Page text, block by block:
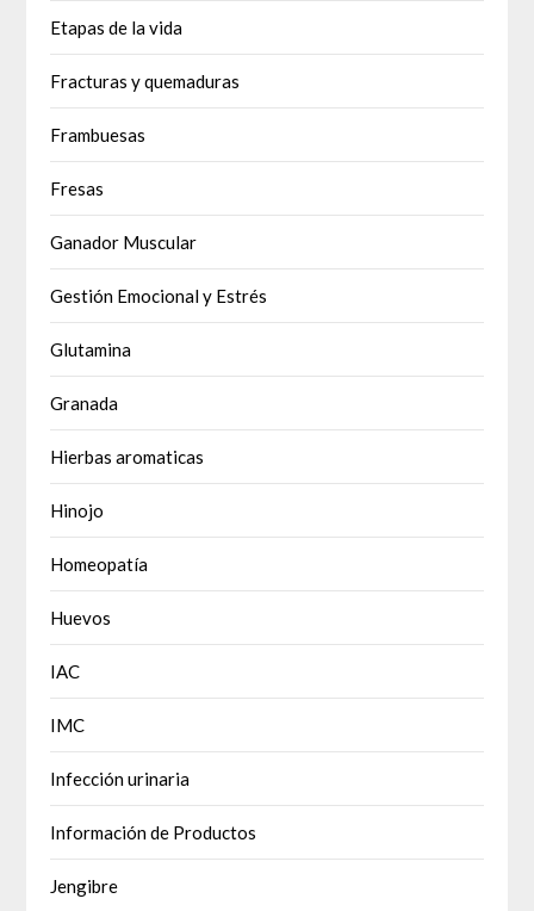
Etapas de la vida
Fracturas y quemaduras
Frambuesas
Fresas
Ganador Muscular
Gestión Emocional y Estrés
Glutamina
Granada
Hierbas aromaticas
Hinojo
Homeopatía
Huevos
IAC
IMC
Infección urinaria
Información de Productos
Jengibre